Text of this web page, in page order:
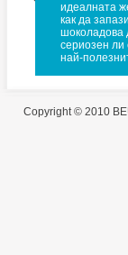
идеалната
как да
шоколадова
сериозен ли
най-
Copyright © 2010